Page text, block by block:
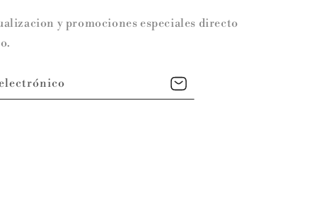
y promociones especiales directo